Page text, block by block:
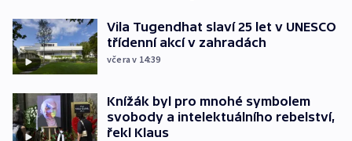
Vila Tugendhat slaví 25 let v UNESCO
třídenní akcí v zahradách
včera v 14:39
Knížák byl pro mnohé symbolem
svobody a intelektuálního rebelství,
řekl Klaus